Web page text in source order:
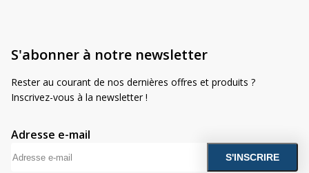
S'abonner à notre newsletter
Rester au courant de nos dernières offres et produits ?
Inscrivez-vous à la newsletter !
Adresse e-mail
A